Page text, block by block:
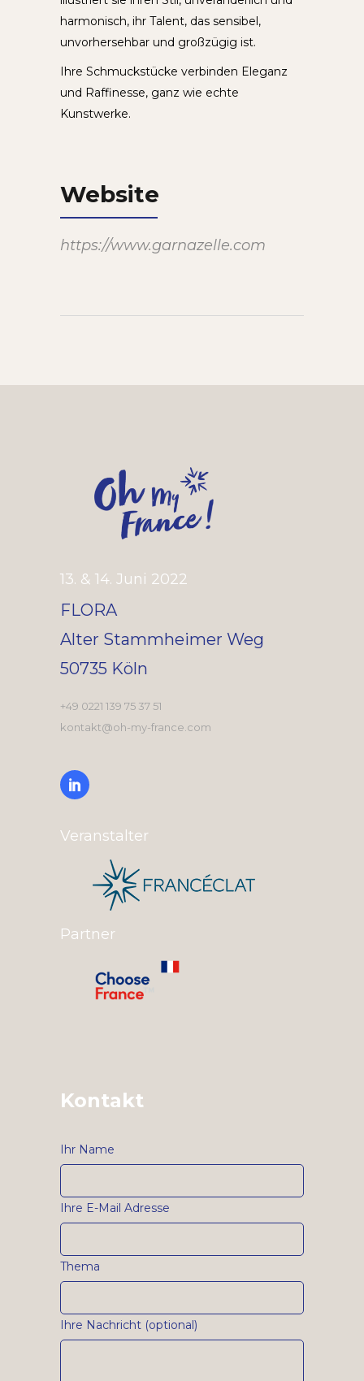
harmonisch, ihr Talent, das sensibel,
unvorhersehbar und großzügig ist.
Ihre Schmuckstücke verbinden Eleganz
und Raffinesse, ganz wie echte
Kunstwerke.
Website
https://www.garnazelle.com
13. & 14. Juni 2022
FLORA
Alter Stammheimer Weg
50735 Köln
+49 0221 139 75 37 51
kontakt@oh-my-france.com
Veranstalter
Partner
Kontakt
Ihr Name
Ihre E-Mail Adresse
Thema
Ihre Nachricht (optional)